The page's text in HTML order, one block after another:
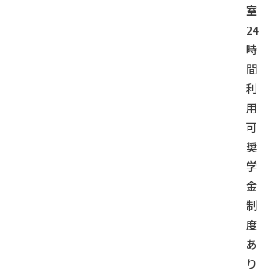
室
24
時
間
利
用
可
奨
学
金
制
度
あ
り